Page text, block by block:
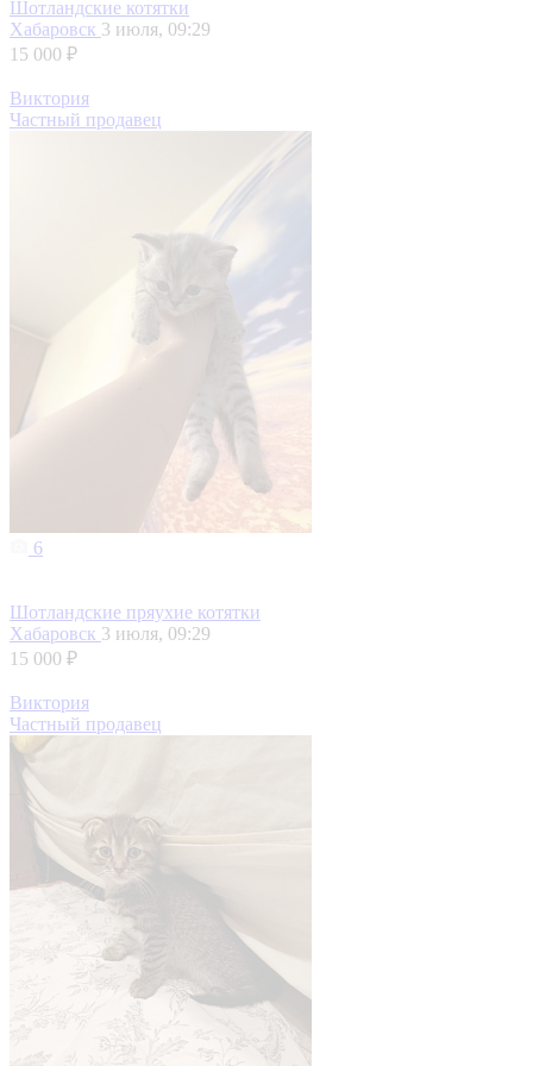
Шотландские котятки
Хабаровск 3 июля, 09:29
15 000 ₽
Виктория
Частный продавец
6
Шотландские пряухие котятки
Хабаровск 3 июля, 09:29
15 000 ₽
Виктория
Частный продавец